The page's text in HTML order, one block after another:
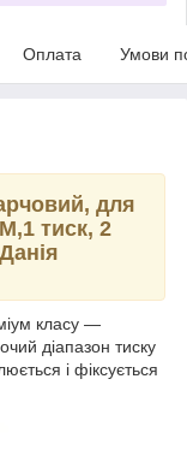
Оплата Умови
для
тиск, 2
класу —
діапазон тиску
і фіксується